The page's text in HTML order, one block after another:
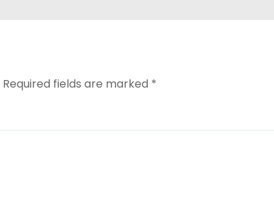
Required fields are marked *